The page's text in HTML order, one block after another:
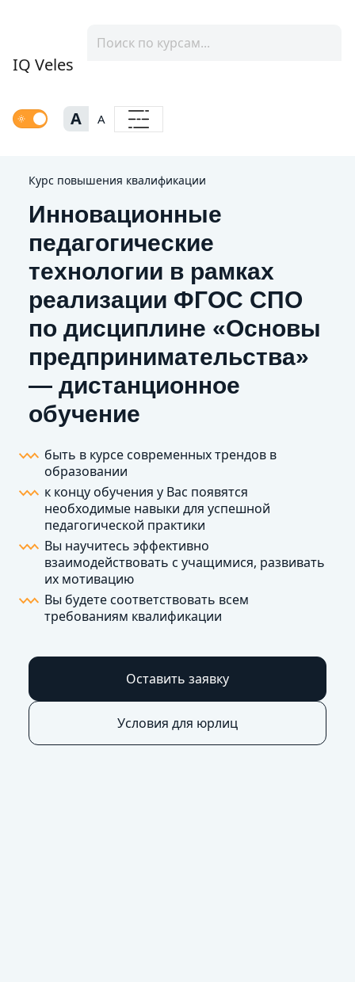
IQ Veles
A A
Курс повышения квалификации
Инновационные
педагогические
технологии в рамках
реализации ФГОС СПО
по дисциплине «Основы
предпринимательства»
— дистанционное
обучение
быть в курсе современных трендов в
образовании
к концу обучения у Вас появятся
необходимые навыки для успешной
педагогической практики
Вы научитесь эффективно
взаимодействовать с учащимися, развивать
их мотивацию
Вы будете соответствовать всем
требованиям квалификации
Оставить заявку
Условия для юрлиц